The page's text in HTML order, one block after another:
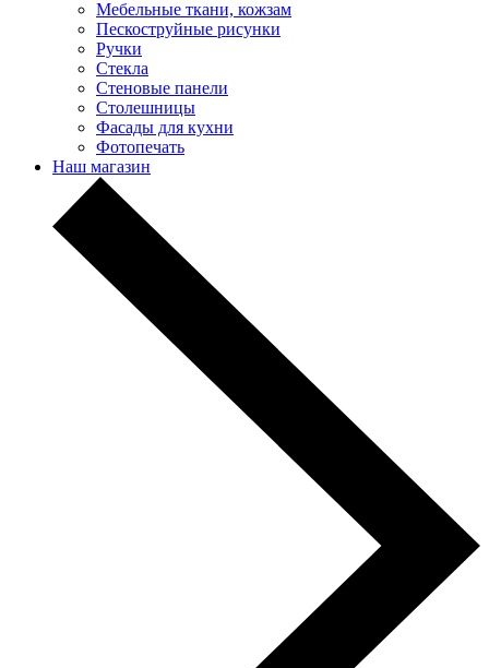
Мебельные ткани, кожзам
Пескоструйные рисунки
Ручки
Стекла
Стеновые панели
Столешницы
Фасады для кухни
Фотопечать
Наш магазин